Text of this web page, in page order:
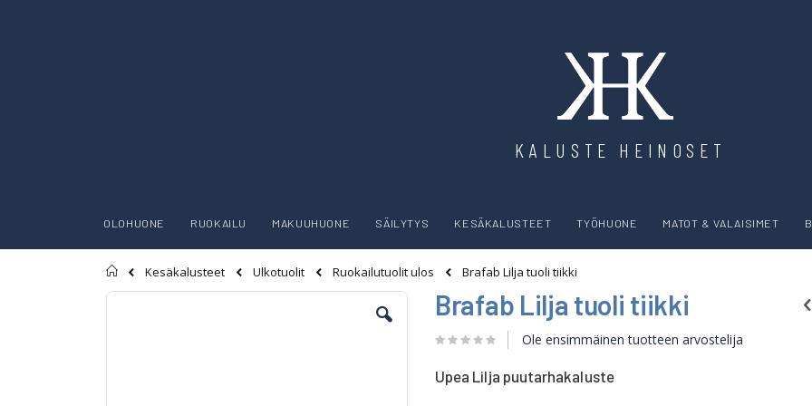
KALUSTE HEINOSET
OLOHUONE RUOKAILU MAKUUHUONE SÄILYTYS KESÄKALUSTEET TYÖHUONE MATOT & VALAISIMET
Etusivu
Kesäkalusteet Ulkotuolit Ruokailutuolit ulos
Brafab Lilja tuoli tiikki
Skip
Brafab Lilja tuoli tiikki
Ole ensimmäinen tuotteen arvostelija
Upea Lilja puutarhakaluste